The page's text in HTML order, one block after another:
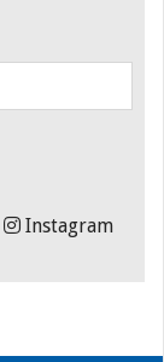
Instagram